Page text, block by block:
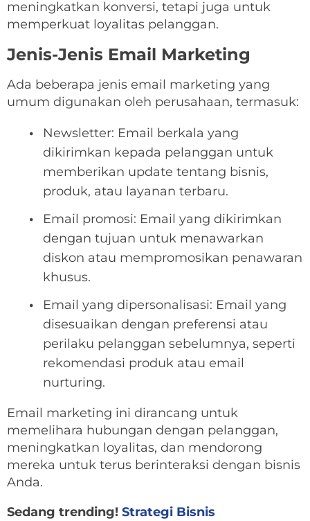
meningkatkan konversi, tetapi juga untuk
memperkuat loyalitas pelanggan.
Jenis-Jenis Email Marketing
Ada beberapa jenis email marketing yang
umum digunakan oleh perusahaan, termasuk:
Newsletter: Email berkala yang
dikirimkan kepada pelanggan untuk
memberikan update tentang bisnis,
produk, atau layanan terbaru.
Email promosi: Email yang dikirimkan
dengan tujuan untuk menawarkan
diskon atau mempromosikan penawaran
khusus.
Email yang dipersonalisasi: Email yang
disesuaikan dengan preferensi atau
perilaku pelanggan sebelumnya, seperti
rekomendasi produk atau email
nurturing.
Email marketing ini dirancang untuk
memelihara hubungan dengan pelanggan,
meningkatkan loyalitas, dan mendorong
mereka untuk terus berinteraksi dengan bisnis
Anda.
Sedang trending! Strategi Bisnis